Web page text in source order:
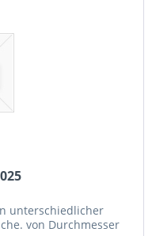
unterschiedlicher
von Durchmesser